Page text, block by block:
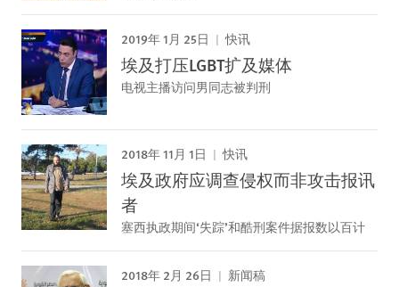
2019年 1月 25日 快讯
埃及打压LGBT扩及媒体
电视主播访问男同志被判刑
2018年 11月 1日 快讯
埃及政府应调查侵权而非攻击报讯
者
塞西执政期间‘失踪’和酷刑案件据报数以百计
2018年 2月 26日 新闻稿